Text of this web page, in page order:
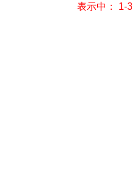
表示中： 1-3